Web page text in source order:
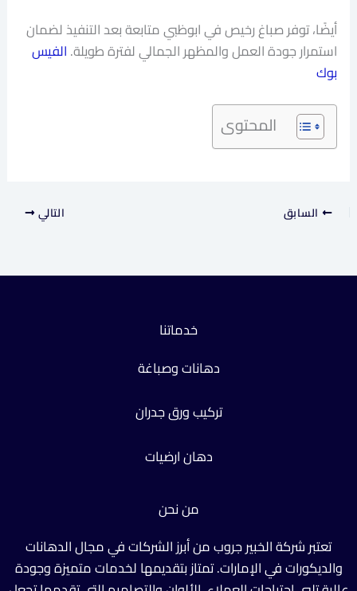
أيضًا، توفر صباغ رخيص في ابوظبي متابعة بعد التنفيذ لضمان
استمرار جودة العمل والمظهر الجمالي لفترة طويلة. الفيس
بوك
المحتوى
السابق التالي
خدماتنا
دهانات وصباغة
تركيب ورق جدران
دهان ارضيات
من نحن
تعتبر شركة الخبير جروب من أبرز الشركات في مجال الدهانات
والديكورات في الإمارات. تمتاز بتقديمها لخدمات متميزة وجودة